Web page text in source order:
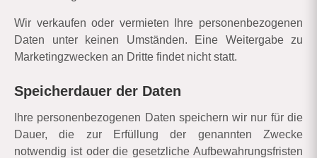
Wir verkaufen oder vermieten Ihre personenbezogenen
Daten unter keinen Umständen. Eine Weitergabe zu
Marketingzwecken an Dritte findet nicht statt.
Speicherdauer der Daten
Ihre personenbezogenen Daten speichern wir nur für die
Dauer, die zur Erfüllung der genannten Zwecke
notwendig ist oder die gesetzliche Aufbewahrungsfristen